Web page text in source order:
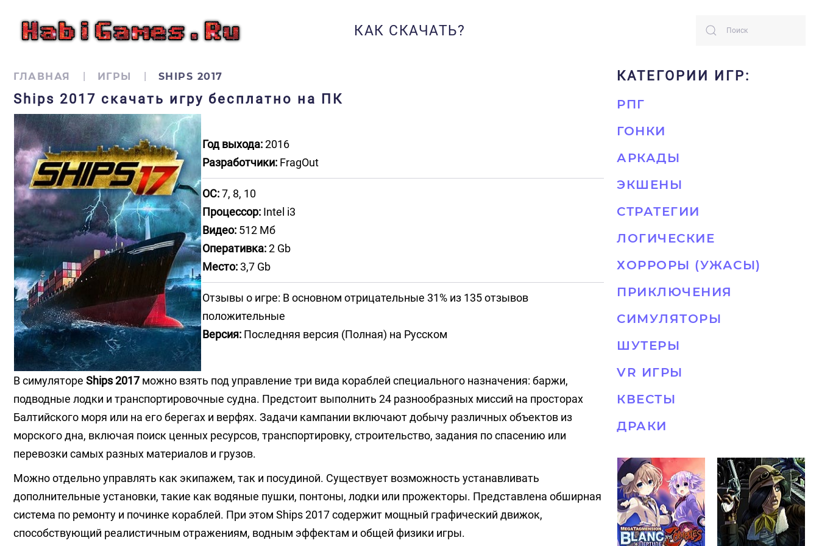
КАК СКАЧАТЬ?
ГЛАВНАЯ ИГРЫ SHIPS 2017
Ships 2017 скачать игру бесплатно на ПК
Год выхода:2016
Разработчики: FragOut
ОС:7, 8, 10
Процессор: Intel i3
Видео: 512 Mб
Оперативка:2 Gb
Место: 3,7 Gb
Отзывы о игре: В основном отрицательные 31% из 135 отзывов
положительные
Версия: Последняя версия (Полная) на Русском
В симуляторе Ships 2017 можно взять под управление три вида кораблей специального назначения: баржи,
подводные лодки и транспортировочные судна. Предстоит выполнить 24 разнообразных миссий на просторах
Балтийского моря или на его берегах и верфях. Задачи кампании включают добычу различных объектов из
морского дна, включая поиск ценных ресурсов, транспортировку, строительство, задания по спасению или
перевозки самых разных материалов и грузов.
Можно отдельно управлять как экипажем, так и посудиной. Существует возможность устанавливать
дополнительные установки, такие как водяные пушки, понтоны, лодки или прожекторы. Представлена обширная
система по ремонту и починке кораблей. При этом Ships 2017 содержит мощный графический движок,
способствующий реалистичным отражениям, водным эффектам и общей физики игры.
КАТЕГОРИИ ИГР:
РПГ
ГОНКИ
АРКАДЫ
ЭКШЕНЫ
СТРАТЕГИИ
ЛОГИЧЕСКИЕ
ХОРРОРЫ (УЖАСЫ)
ПРИКЛЮЧЕНИЯ
СИМУЛЯТОРЫ
ШУТЕРЫ
VR ИГРЫ
КВЕСТЫ
ДРАКИ